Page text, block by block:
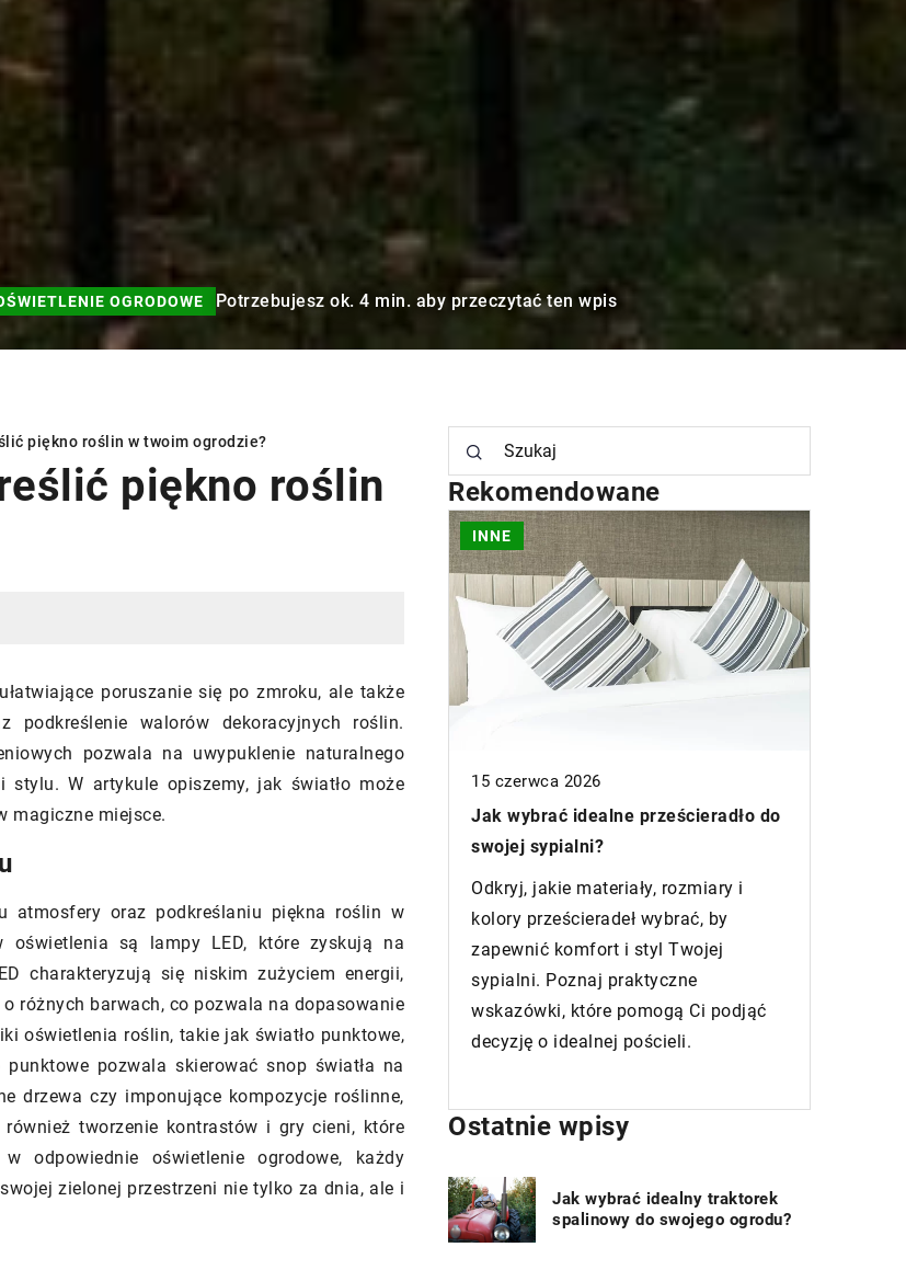
OGRODOWE Potrzebujesz ok. 4 min. aby przeczytać ten wpis
piękno roślin w twoim ogrodzie?
piękno roślin
poruszanie się po zmroku, ale także
podkreślenie walorów dekoracyjnych roślin.
pozwala na uwypuklenie naturalnego
W artykule opiszemy, jak światło może
magiczne miejsce.
atmosfery oraz podkreślaniu piękna roślin w
oświetlenia są lampy LED, które zyskują na
charakteryzują się niskim zużyciem energii,
różnych barwach, co pozwala na dopasowanie
oświetlenia roślin, takie jak światło punktowe,
pozwala skierować snop światła na
drzewa czy imponujące kompozycje roślinne,
tworzenie kontrastów i gry cieni, które
odpowiednie oświetlenie ogrodowe, każdy
zielonej przestrzeni nie tylko za dnia, ale i
Rekomendowane
pompy
15 czerwca 2026
Jak wybrać idealne prześcieradło do
kolory prześcieradeł wybrać, by
zapewnić komfort i styl Twojej
sypialni. Poznaj praktyczne
wskazówki, które pomogą Ci podjąć
decyzję o idealnej pościeli.
INNE
4 lipca 2024
Jak wybrać wykończenia do wnętrza:
przewodnik po dekoracyjnych
profilach i elementach ze stali
nierdzewnej
Podpowiadamy jakie wykończenia ze
stali nierdzewnej kierują estetyką
twojego wnętrza. Dowiedz się, jakie
profile i elementy dekoracyjne są
Ostatnie wpisy
Jak wybrać idealny traktorek
spalinowy do swojego ogrodu?